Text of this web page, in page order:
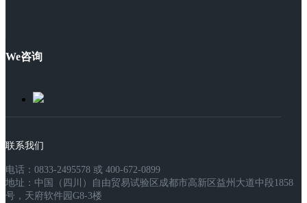
We咨询
联系我们
电话：0833-2495578 或 400-672-0899
地址：中国（四川）自由贸易试验区成都市高新区益州大道中段1858
号，天府软件园G8-3楼